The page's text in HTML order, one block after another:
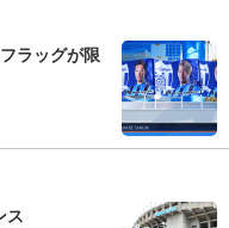
ラッグが限
ス